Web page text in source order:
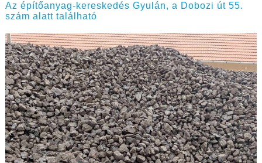
Az építőanyag-kereskedés Gyulán, a Dobozi út 55.
szám alatt található